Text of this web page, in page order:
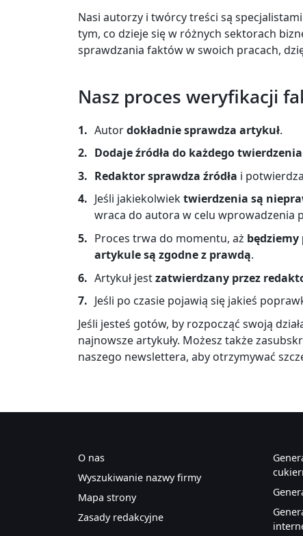
Nasi autorzy i twórcy treści są
tym, co dzieje się w różnych sektorach
sprawdzania faktów w swoich pracach,
Nasz proces weryfikacji
Autordokładnie sprawdza artykuł.
Dodaje źródła do każdego twierdzenia
Redaktor sprawdza źródła i
Jeśli jakiekolwiektwierdzenia są
wraca do autora w celu wprowadzenia
Proces trwa do momentu, aż
artykule są zgodne z prawdą.
Artykuł jestzatwierdzany przez
Jeśli po czasie pojawią się jakieś
Jeśli jesteś gotów, by rozpocząć swoją
najnowsze artykuły. Możesz także
naszego newslettera, aby otrzymywać
O nas
Wyszukiwanie nazwy firmy
Mapa strony
Zasady redakcyjne